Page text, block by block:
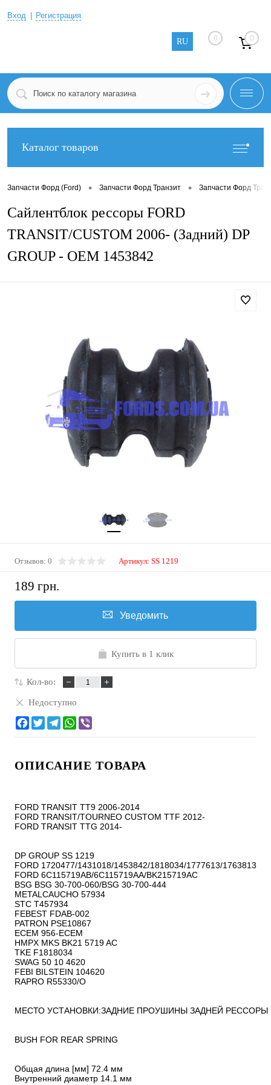
Вход Регистрация
RU 0 0
Каталог товаров
Запчасти Форд (Ford) • Запчасти Форд Транзит • Запчасти Форд
Сайлентблок рессоры FORD
TRANSIT/CUSTOM 2006- (Задний) DP
GROUP - OEM 1453842
Отзывов: 0 Артикул: SS 1219
189 грн.
Уведомить
Купить в 1 клик
Кол-во:
Недоступно
ОПИСАНИЕ ТОВАРА
FORD TRANSIT TT9 2006-2014
FORD TRANSIT/TOURNEO CUSTOM TTF 2012-
FORD TRANSIT TTG 2014-
DP GROUP SS 1219
FORD 1720477/1431018/1453842/1818034/1777613/1763813
FORD 6C115719AB/6C115719AA/BK215719AC
BSG BSG 30-700-060/BSG 30-700-444
METALCAUCHO 57934
STC T457934
FEBEST FDAB-002
PATRON PSE10867
ECEM 956-ECEM
HMPX MKS BK21 5719 AC
TKE F1818034
SWAG 50 10 4620
FEBI BILSTEIN 104620
RAPRO R55330/O
МЕСТО УСТАНОВКИ:ЗАДНИЕ ПРОУШИНЫ ЗАДНЕЙ РЕССОРЫ
BUSH FOR REAR SPRING
Общая длина [мм] 72.4 мм
Внутренний диаметр 14.1 мм